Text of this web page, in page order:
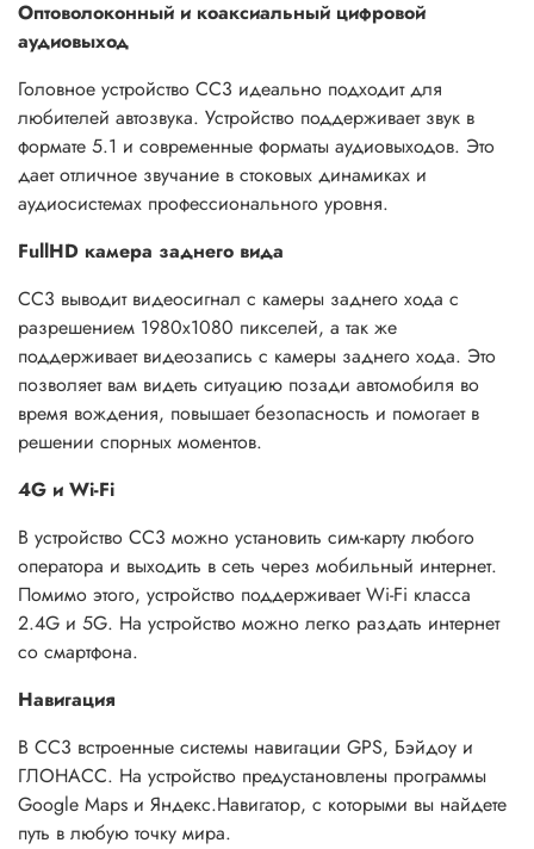
Оптоволоконный и коаксиальный цифровой
аудиовыход
Головное устройство СС3 идеально подходит для
любителей автозвука. Устройство поддерживает звук в
формате 5.1 и современные форматы аудиовыходов. Это
дает отличное звучание в стоковых динамиках и
аудиосистемах профессионального уровня.
FullHD камера заднего вида
CC3 выводит видеосигнал с камеры заднего хода с
разрешением 1980x1080 пикселей, а так же
поддерживает видеозапись с камеры заднего хода. Это
позволяет вам видеть ситуацию позади автомобиля во
время вождения, повышает безопасность и помогает в
решении спорных моментов.
4G и Wi-Fi
В устройство CC3 можно установить сим-карту любого
оператора и выходить в сеть через мобильный интернет.
Помимо этого, устройство поддерживает Wi-Fi класса
2.4G и 5G. На устройство можно легко раздать интернет
со смартфона.
Навигация
В CC3 встроенные системы навигации GPS, Бэйдоу и
ГЛОНАСС. На устройство предустановлены программы
Google Maps и Яндекс.Навигатор, с которыми вы найдете
путь в любую точку мира.